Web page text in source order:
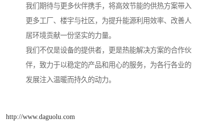
我们期待与更多伙伴携手，将高效节能的供热方案带入
更多工厂、楼宇与社区，为提升能源利用效率、改善人
居环境贡献一份坚实的力量。
我们不仅是设备的提供者，更是热能解决方案的合作伙
伴，致力于以稳定的产品和用心的服务，为各行各业的
发展注入温暖而持久的动力。
http://www.daguolu.com